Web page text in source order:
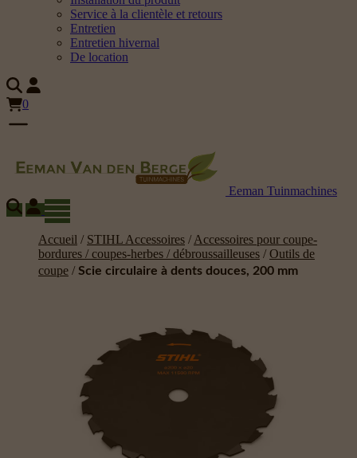
Service à la clientèle et retours
Entretien
Entretien hivernal
De location
0
Eeman Tuinmachines
Accueil / STIHL Accessoires / Accessoires pour coupe-
bordures / coupes-herbes / débroussailleuses / Outils de
coupe / Scie circulaire à dents douces, 200 mm